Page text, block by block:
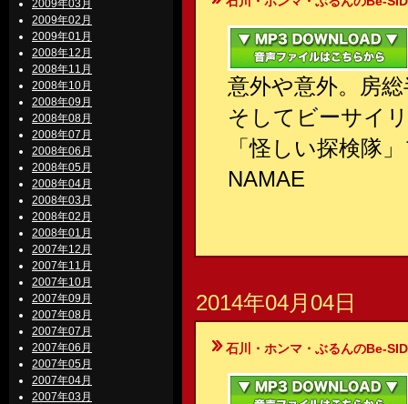
2009年03月
2009年02月
2009年01月
2008年12月
2008年11月
2008年10月
2008年09月
2008年08月
2008年07月
2008年06月
2008年05月
2008年04月
2008年03月
2008年02月
2008年01月
2007年12月
2007年11月
2007年10月
2007年09月
2007年08月
2007年07月
2007年06月
2007年05月
2007年04月
2007年03月
意外や意外。房
そしてビーサイ
「怪しい探検隊
NAMAE
2014年04月04日
石川・ホンマ・ぶるんのBe-